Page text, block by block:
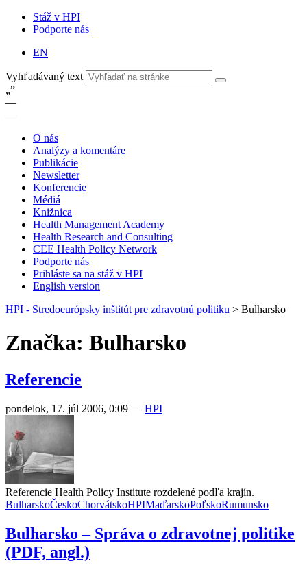
Stáž v HPI
Podporte nás
EN
Vyhľadávaný text
„”
—
—
O nás
Analýzy a komentáre
Publikácie
Newsletter
Konferencie
Médiá
Knižnica
Health Management Academy
Health Research and Consulting
CEE Health Policy Network
Podporte nás
Prihláste sa na stáž v HPI
English version
HPI - Stredoeurópsky inštitút pre zdravotnú politiku > Bulharsko
Značka: Bulharsko
Referencie
pondelok, 17. júl 2006, 0:09 — HPI
Referencie Health Policy Institute rozdelené podľa krajín.
BulharskoČeskoChorvátskoHPIMaďarskoPoľskoRumunsko
Bulharsko – Správa o zdravotnej politike
(PDF, angl.)